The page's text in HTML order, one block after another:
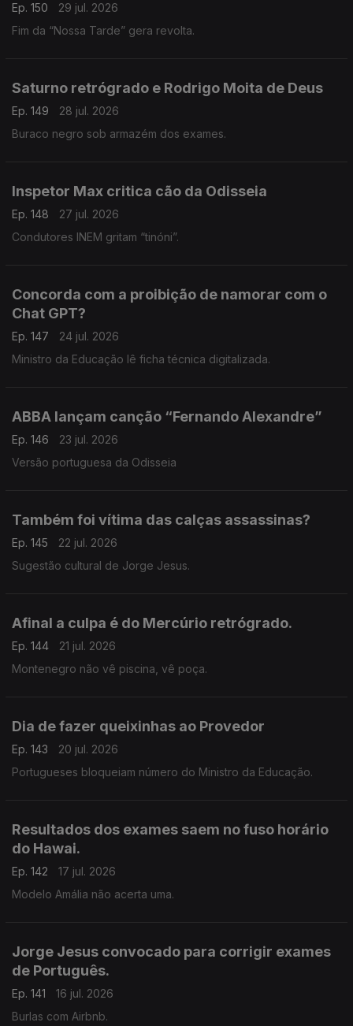
Ep. 150
29 jul. 2026
Fim da “Nossa Tarde” gera revolta.
Saturno retrógrado e Rodrigo Moita de Deus
Ep. 149
28 jul. 2026
Buraco negro sob armazém dos exames.
Inspetor Max critica cão da Odisseia
Ep. 148
27 jul. 2026
Condutores INEM gritam “tinóni”.
Concorda com a proibição de namorar com o
Chat GPT?
Ep. 147
24 jul. 2026
Ministro da Educação lê ficha técnica digitalizada.
ABBA lançam canção “Fernando Alexandre”
Ep. 146
23 jul. 2026
Versão portuguesa da Odisseia
Também foi vítima das calças assassinas?
Ep. 145
22 jul. 2026
Sugestão cultural de Jorge Jesus.
Afinal a culpa é do Mercúrio retrógrado.
Ep. 144
21 jul. 2026
Montenegro não vê piscina, vê poça.
Dia de fazer queixinhas ao Provedor
Ep. 143
20 jul. 2026
Portugueses bloqueiam número do Ministro da Educação.
Resultados dos exames saem no fuso horário
do Hawai.
Ep. 142
17 jul. 2026
Modelo Amália não acerta uma.
Jorge Jesus convocado para corrigir exames
de Português.
Ep. 141
16 jul. 2026
Burlas com Airbnb.